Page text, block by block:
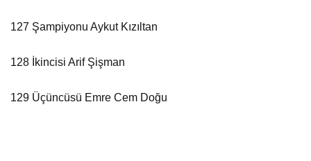
127 Şampiyonu Aykut Kızıltan
128 İkincisi Arif Şişman
129 Üçüncüsü Emre Cem Doğu